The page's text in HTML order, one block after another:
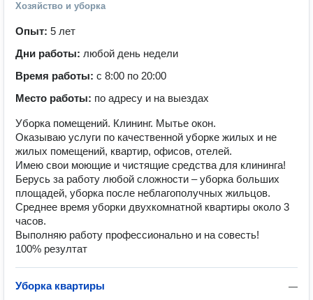
Хозяйство и уборка
Опыт: 5 лет
Дни работы: любой день недели
Время работы: с 8:00 по 20:00
Место работы: по адресу и на выездах
Уборка помещений. Клининг. Мытье окон.
Оказываю услуги по качественной уборке жилых и не
жилых помещений, квартир, офисов, отелей.
Имею свои моющие и чистящие средства для клининга!
Берусь за работу любой сложности – уборка больших
площадей, уборка после неблагополучных жильцов.
Среднее время уборки двухкомнатной квартиры около 3
часов.
Выполняю работу профессионально и на совесть!
100% резултат
—
Уборка квартиры